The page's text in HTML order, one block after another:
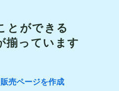
とができる
揃っています
売ページを作成